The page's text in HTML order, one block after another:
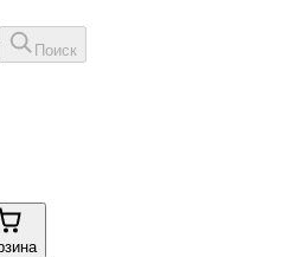
Поиск